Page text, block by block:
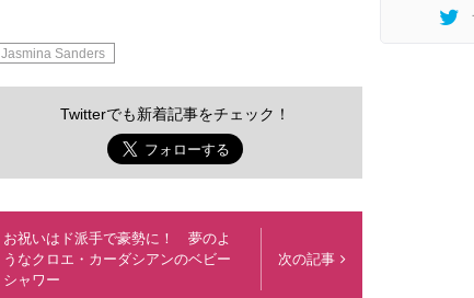
Jasmina Sanders
Twitterでも新着記事をチェック！
お祝いはド派手で豪勢に！ 夢のよ
うなクロエ・カーダシアンのベビー
シャワー
次の記事